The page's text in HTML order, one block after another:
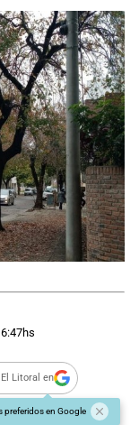
hs
Litoral en
preferidos en Google